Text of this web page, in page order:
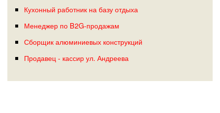
Кухонный работник на базу отдыха
Менеджер по B2G-продажам
Сборщик алюминиевых конструкций
Продавец - кассир ул. Андреева